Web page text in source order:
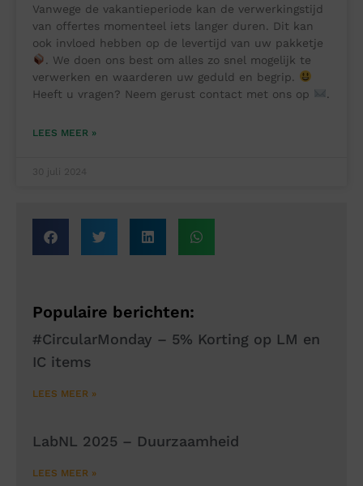
Vanwege de vakantieperiode kan de verwerkingstijd
van offertes momenteel iets langer duren. Dit kan
ook invloed hebben op de levertijd van uw pakketje
. We doen ons best om alles zo snel mogelijk te
verwerken en waarderen uw geduld en begrip.
Heeft u vragen? Neem gerust contact met ons op
LEES MEER »
30 juli 2024
Populaire berichten:
#CircularMonday – 5% Korting op LM en
IC items
LEES MEER »
LabNL 2025 – Duurzaamheid
LEES MEER »